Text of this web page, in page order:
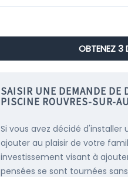
OBTENEZ 3
SAISIR UNE DEMANDE DE
PISCINE ROUVRES-SUR-
Si vous avez décidé
ajouter au plaisir de votre
investissement visant à
pensées se sont tournées